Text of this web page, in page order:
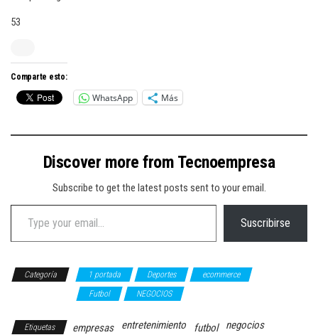
53
Comparte esto:
WhatsApp Más
Discover more from Tecnoempresa
Subscribe to get the latest posts sent to your email.
Type your email…
Suscribirse
Categoría 1 portada Deportes
ecommerce
Futbol NEGOCIOS
Etiquetas empresas entretenimiento futbol
negocios